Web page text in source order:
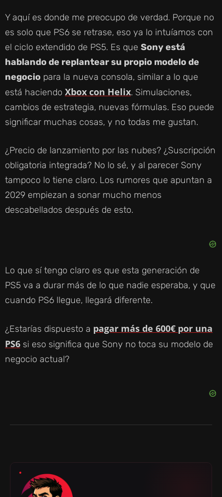
Y aquí es donde me preocupo de verdad. Porque no
es solo que PS6 se retrase, eso ya lo intuíamos con
el ciclo extendido de PS5. Es que Sony está
hablando de replantear su propio modelo de
negocio para la nueva consola, similar a lo que
está haciendo Xbox con Helix. Simulaciones,
cambios de estrategia, nuevas fórmulas. Eso puede
significar muchas cosas, y no todas me gustan.
¿Precio de lanzamiento por las nubes? ¿Suscripción
obligatoria integrada? No lo sé, y al parecer Sony
tampoco lo tiene claro. Los rumores que apuntan a
2029 empiezan a sonar mucho menos
descabellados después de esto.
Lo que sí tengo claro es que esta generación de
PS5 va a durar más de lo que nadie esperaba, y que
cuando PS6 llegue, llegará diferente.
¿Estarías dispuesto a pagar más de 600€ por una
PS6 si eso significa que Sony no toca su modelo de
negocio actual?